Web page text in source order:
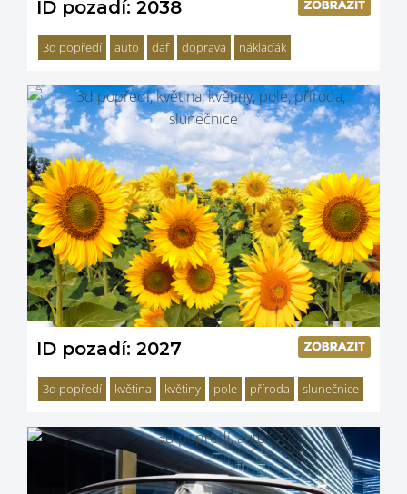
ID pozadí: 2038
3d popředí auto daf doprava náklaďák
ID pozadí: 2027
3d popředí květina květiny pole příroda slunečnice